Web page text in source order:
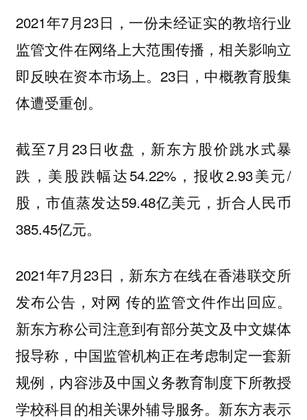
2021年7月23日，一份未经证实的教培行业
监管文件在网络上大范围传播，相关影响立
即反映在资本市场上。23日，中概教育股集
体遭受重创。
截至7月23日收盘，新东方股价跳水式暴
跌，美股跌幅达54.22%，报收2.93美元/
股，市值蒸发达59.48亿美元，折合人民币
385.45亿元。
2021年7月23日，新东方在线在香港联交所
发布公告，对网 传的监管文件作出回应。
新东方称公司注意到有部分英文及中文媒体
报导称，中国监管机构正在考虑制定一套新
规例，内容涉及中国义务教育制度下所教授
学校科目的相关课外辅导服务。新东方表示